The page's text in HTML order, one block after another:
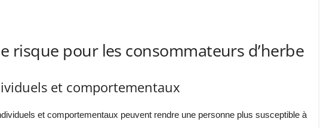
risque pour les consommateurs d’herbe
et comportementaux
et comportementaux peuvent rendre une personne plus susceptible à